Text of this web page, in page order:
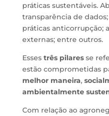
práticas sustentáveis.
transparência de
práticas anticorrupção;
externas; entre outros.
Esses três pilaresse
estão comprometidas
melhor maneira,
ambientalmente
Com relação ao